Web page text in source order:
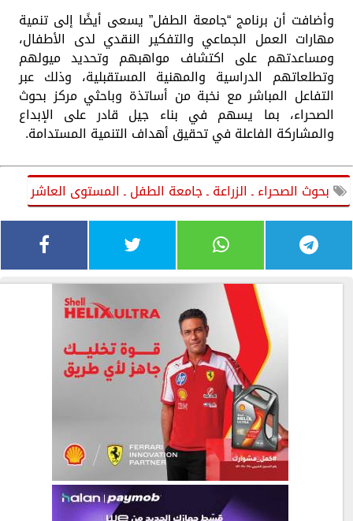
وأضافت أن برنامج “جامعة الطفل” يسعى أيضًا إلى تنمية
مهارات العمل الجماعي والتفكير النقدي لدى الأطفال،
ومساعدتهم على اكتشاف مواهبهم وتحديد ميولهم
وتطلعاتهم الدراسية والمهنية المستقبلية، وذلك عبر
التفاعل المباشر مع نخبة من أساتذة وباحثي مركز بحوث
الصحراء، بما يسهم في بناء جيل قادر على الإبداع
والمشاركة الفاعلة في تحقيق أهداف التنمية المستدامة.
بحوث الصحراء ـ الزراعة ـ جامعة الطفل ـ المستوى العاشر